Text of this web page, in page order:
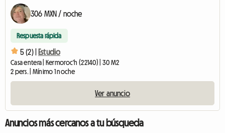
306 MXN / noche
Respuesta rápida
5 (2) | Estudio
Casa entera | Kermoroc'h (22140) | 30 M2
2 pers. | Mínimo 1 noche
Ver anuncio
Anuncios más cercanos a tu búsqueda